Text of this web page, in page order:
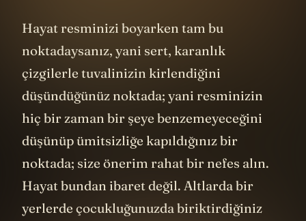
Hayat resminizi boyarken tam bu
noktadaysanız, yani sert, karanlık
çizgilerle tuvalinizin kirlendiğini
düşündüğünüz noktada; yani resminizin
hiç bir zaman bir şeye benzemeyeceğini
düşünüp ümitsizliğe kapıldığınız bir
noktada; size önerim rahat bir nefes alın.
Hayat bundan ibaret değil. Altlarda bir
yerlerde çocukluğunuzda biriktirdiğiniz